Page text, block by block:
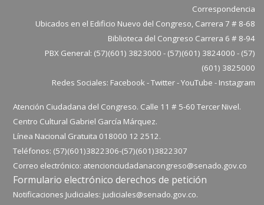
Correspondencia
Ubicados en el Edificio Nuevo del Congreso, Carrera 7 # 8-68
Biblioteca del Congreso Carrera 6 # 8-94
PBX General: (57)(601) 3823000 - (57)(601) 3824000 - (57)
(601) 3825000
Redes Sociales: Facebook-Twitter-YouTube - Instagram
Atención Ciudadana del Congreso. Calle 11 # 5-60 Tercer Nivel.
Centro Cultural Gabriel García Márquez.
Línea Nacional Gratuita 018000 12 2512.
Teléfonos: (57)(601)3822306-(57)(601)3822307
Correo electrónico: atencionciudadanacongreso@senado.gov.co
Formulario electrónico derechos de petición
Notificaciones Judiciales: judiciales@senado.gov.co.